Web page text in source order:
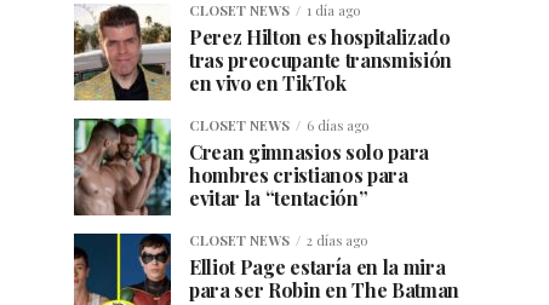
CLOSET NEWS 1 día ago
Perez Hilton es hospitalizado
tras preocupante transmisión
en vivo en TikTok
CLOSET NEWS 6 días ago
Crean gimnasios solo para
hombres cristianos para
evitar la “tentación”
CLOSET NEWS 2 días ago
Elliot Page estaría en la mira
para ser Robin en The Batman